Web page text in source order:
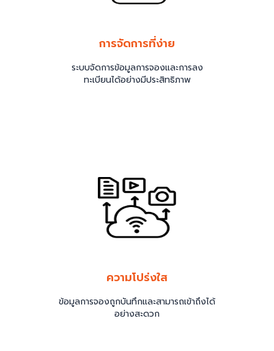
การจัดการที่ง่าย
ระบบจัดการข้อมูลการจองและการลง
ทะเบียนได้อย่างมีประสิทธิภาพ
ความโปร่งใส
ข้อมูลการจองถูกบันทึกและสามารถเข้าถึงได้
อย่างสะดวก